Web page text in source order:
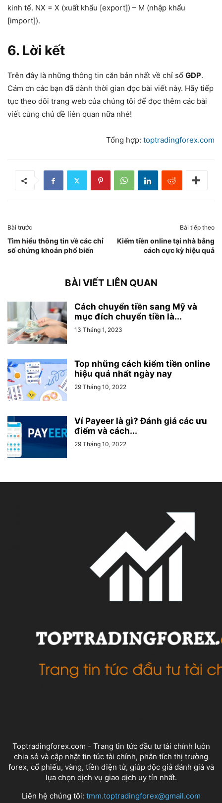
kinh tế. NX = X (xuất khẩu [export]) – M (nhập khẩu
[import]).
6. Lời kết
Trên đây là những thông tin căn bản nhất về chỉ số GDP.
Cám ơn các bạn đã dành thời gian đọc bài viết này. Hãy tiếp
tục theo dõi trang web của chúng tôi để đọc thêm các bài
viết cùng chủ đề liên quan nữa nhé!
Tổng hợp: toptradingforex.com
Bài trước
Tìm hiểu thông tin về các chỉ
số chứng khoán phổ biến
Bài tiếp theo
Kiếm tiền online tại nhà bằng
cách cực kỳ hiệu quả
BÀI VIẾT LIÊN QUAN
Cách chuyển tiền sang Mỹ và
mục đích chuyển tiền là...
13 Tháng 1, 2023
Top những cách kiếm tiền online
hiệu quả nhất ngày nay
29 Tháng 10, 2022
Ví Payeer là gì? Đánh giá các ưu
điểm và cách...
29 Tháng 10, 2022
Toptradingforex.com - Trang tin tức đầu tư tài chính luôn
chia sẻ và cập nhật tin tức tài chính, phân tích thị trường
forex, cổ phiếu, vàng, tiền điện tử, giúp độc giả đánh giá và
lựa chọn dịch vụ giao dịch uy tín nhất.
Liên hệ chúng tôi: tmm.toptradingforex@gmail.com